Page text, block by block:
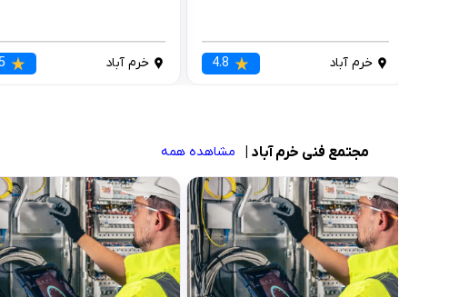
خرم آباد 4.8 خرم آباد
مجتمع فنی خرم آباد مشاهده همه